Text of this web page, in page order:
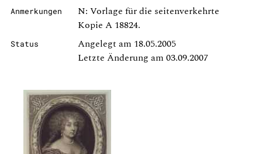
Anmerkungen
N: Vorlage für die seitenverkehrte
Kopie A 18824.
Status
Angelegt am 18.05.2005
Letzte Änderung am 03.09.2007